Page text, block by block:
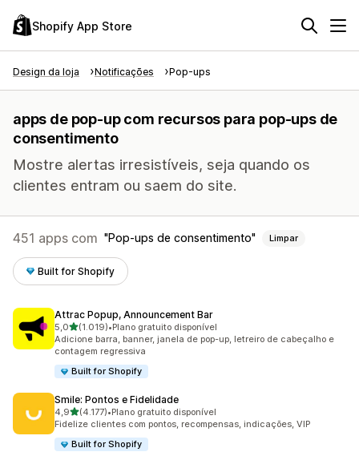
Shopify App Store
Design da loja Notificações Pop-ups
apps de pop-up com recursos para pop-ups de
consentimento
Mostre alertas irresistíveis, seja quando os
clientes entram ou saem do site.
451 apps com Pop-ups de consentimento Limpar
Built for Shopify
Attrac Popup, Announcement Bar
5,0de 5 estrelas
(1.019)
1019 avaliações ao todo
•Plano gratuito disponível
Adicione barra, banner, janela de pop-up, letreiro de cabeçalho e
contagem regressiva
Built for Shopify
Smile: Pontos e Fidelidade
4,9de 5 estrelas
(4.177)
4177 avaliações ao todo
•Plano gratuito disponível
Fidelize clientes com pontos, recompensas, indicações, VIP
Built for Shopify